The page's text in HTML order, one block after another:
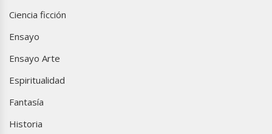
Ciencia ficción
Ensayo
Ensayo Arte
Espiritualidad
Fantasía
Historia